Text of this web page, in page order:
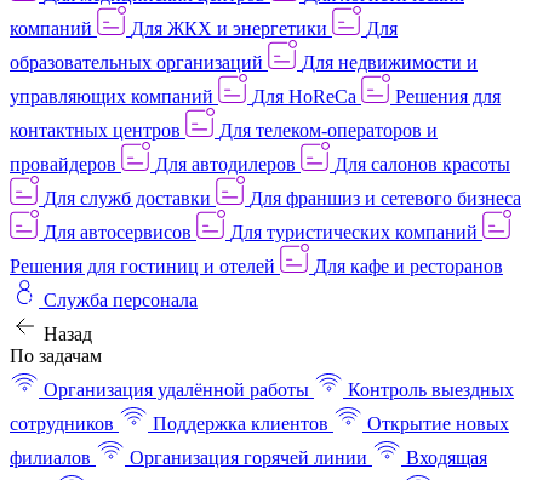
компаний
Для ЖКХ и энергетики
Для
образовательных организаций
Для недвижимости и
управляющих компаний
Для HoReCa
Решения для
контактных центров
Для телеком-операторов и
провайдеров
Для автодилеров
Для салонов красоты
Для служб доставки
Для франшиз и сетевого бизнеса
Для автосервисов
Для туристических компаний
Решения для гостиниц и отелей
Для кафе и ресторанов
Служба персонала
Назад
По задачам
Организация удалённой работы
Контроль выездных
сотрудников
Поддержка клиентов
Открытие новых
филиалов
Организация горячей линии
Входящая